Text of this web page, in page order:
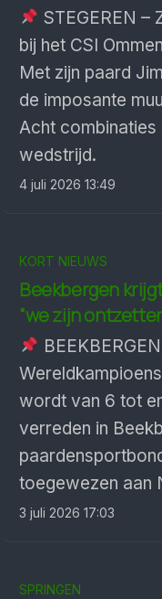
STEGEREN –
bij het CSI
Met zijn paard
de imposante
Acht combinaties
wedstrijd.
4 juli 2026 13:49
KORT NIEUWS
Beekbergen
“we zijn
wordt van 6 tot
verreden in
toegewezen aan
3 juli 2026 17:03
SPRINGEN